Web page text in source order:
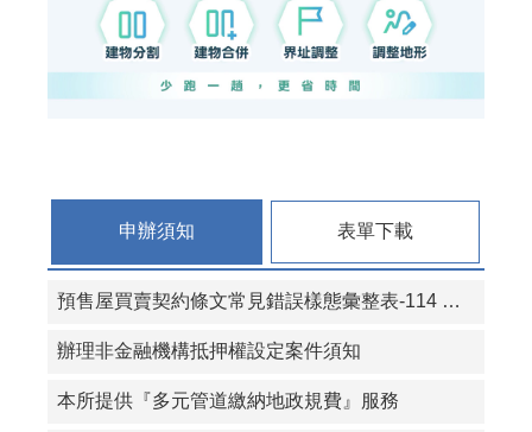
申辦須知 表單下載
預售屋買賣契約條文常見錯誤樣態彙整表-114 年 8 月更新版
辦理非金融機構抵押權設定案件須知
本所提供『多元管道繳納地政規費』服務